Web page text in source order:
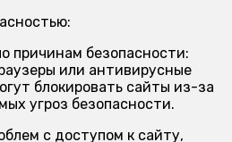
причинам безопасности:
или антивирусные
блокировать сайты из-за
угроз безопасности.
с доступом к сайту,